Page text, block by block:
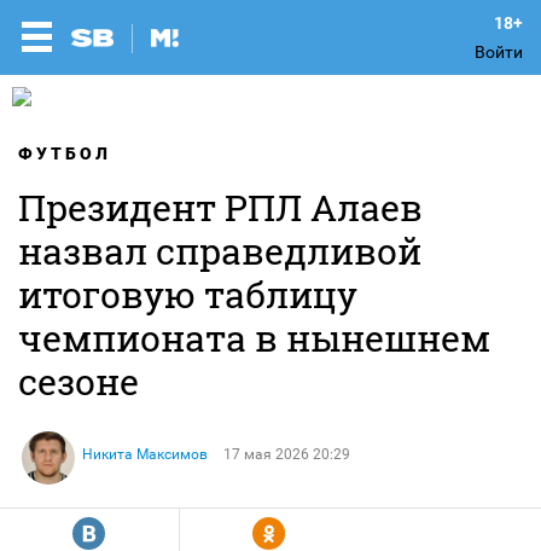
Войти
ФУТБОЛ
Президент РПЛ Алаев
назвал справедливой
итоговую таблицу
чемпионата в нынешнем
сезоне
Никита Максимов 17 мая 2026 20:29
R Y